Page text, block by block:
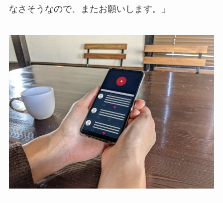
なさそうなので、またお願いします。」